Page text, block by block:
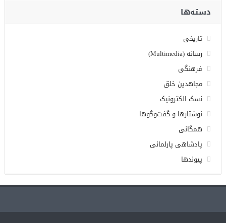
دسته‌ها
تاریخی
رسانه (Multimedia)
فرهنگی
مجاهدین خلق
نسک الکترونیک
نوشتارها و گفت‌وگوها
همگانی
پادشاهی پارلمانی
پیوندها